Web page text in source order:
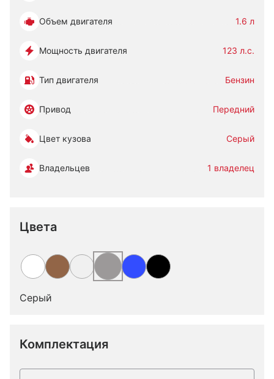
Объем двигателя 1.6 л
Мощность двигателя 123 л.с.
Тип двигателя Бензин
Привод Передний
Цвет кузова Серый
Владельцев 1 владелец
Цвета
Серый
Комплектация